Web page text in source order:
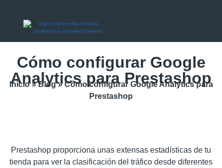
Cómo configurar Google
Analytics para Prestashop
Inicio»Blog»Cómo configurar Google Analytics para
Prestashop
Prestashop proporciona unas extensas estadísticas de tu
tienda para ver la clasificación del tráfico desde diferentes